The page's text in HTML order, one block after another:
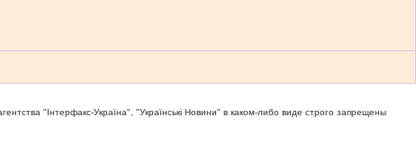
"Iнтерфакс-Україна", "Українськi Новини" в каком-либо виде строго запрещены